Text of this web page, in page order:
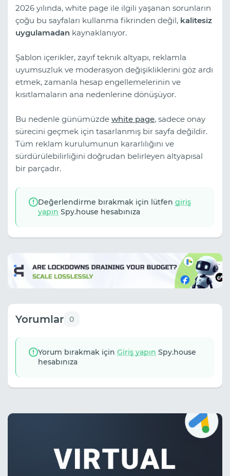
2026 yılında, white page ile ilgili yaşanan sorunların
çoğu bu sayfaları kullanma fikrinden değil, kalitesiz
uygulamadan kaynaklanıyor.
Şablon içerikler, zayıf teknik altyapı, reklamla
uyumsuzluk ve moderasyon değişikliklerini göz ardı
etmek, zamanla hesap engellemelerinin ve
kısıtlamaların ana nedenlerine dönüşüyor.
Bu nedenle günümüzde white page, sadece onay
sürecini geçmek için tasarlanmış bir sayfa değildir.
Tüm reklam kurulumunun kararlılığını ve
sürdürülebilirliğini doğrudan belirleyen altyapısal
bir parçadır.
Değerlendirme bırakmak için lütfen giriş
yapın Spy.house hesabınıza
Yorumlar 0
Yorum bırakmak için Giriş yapın Spy.house
hesabınıza